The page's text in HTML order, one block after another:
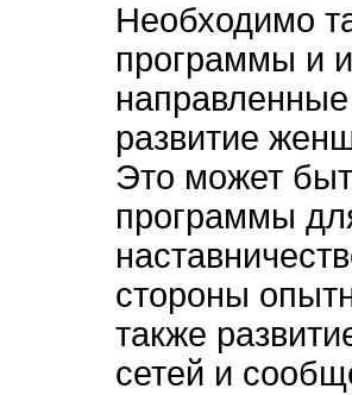
Необходимо
программы и
развитие
Это может
программы
стороны
также
сетей и